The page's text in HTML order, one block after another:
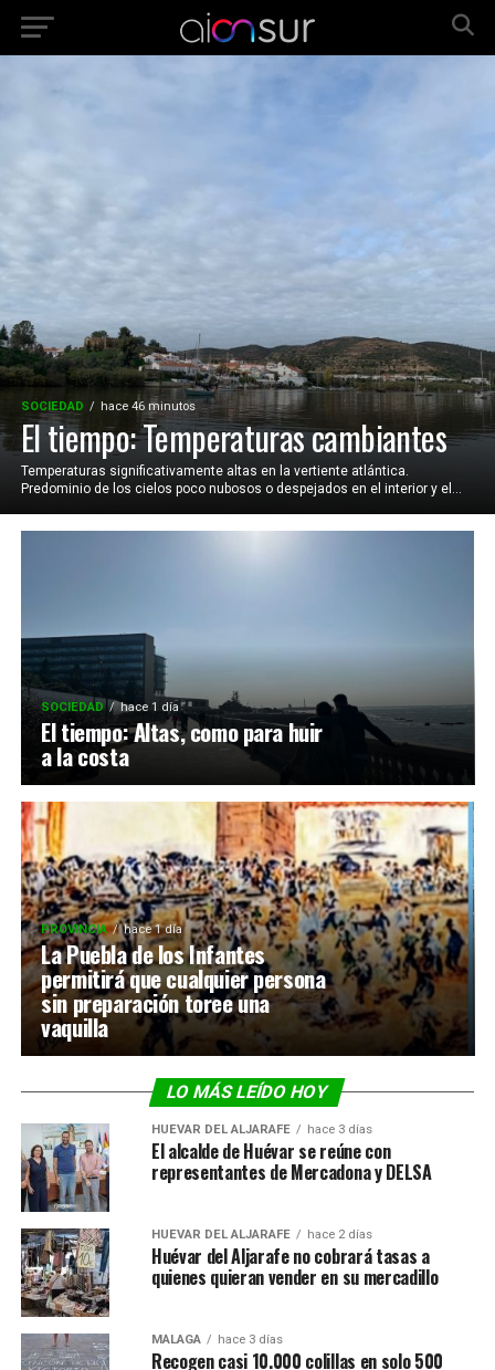
SOCIEDAD hace 46 minutos
El tiempo: Temperaturas cambiantes
Temperaturas significativamente altas en la vertiente atlántica.
Predominio de los cielos poco nubosos o despejados en el interior y el...
SOCIEDAD hace 1 día
El tiempo: Altas, como para huir
a la costa
PROVINCIA hace 1 día
La Puebla de los Infantes
permitirá que cualquier persona
sin preparación toree una
vaquilla
LO MÁS LEÍDO HOY
HUÉVAR DEL ALJARAFE hace 3 días
El alcalde de Huévar se reúne con
representantes de Mercadona y DELSA
HUÉVAR DEL ALJARAFE hace 2 días
Huévar del Aljarafe no cobrará tasas a
quienes quieran vender en su mercadillo
MÁLAGA hace 3 días
Recogen casi 10.000 colillas en solo 500